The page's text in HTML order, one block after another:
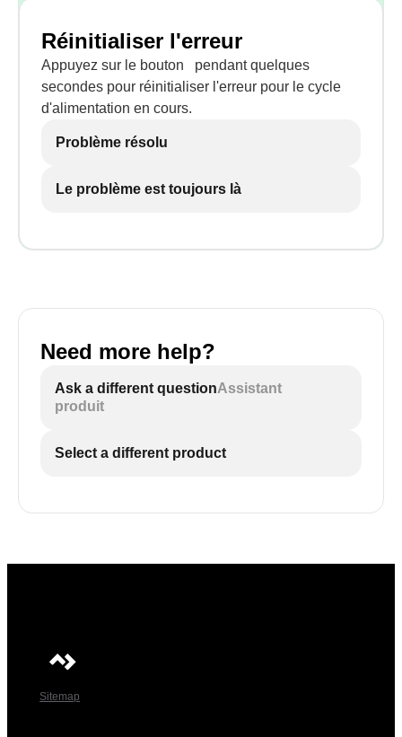
Réinitialiser l'erreur
Appuyez sur le bouton
pendant quelques
secondes pour réinitialiser l'erreur pour le cycle
d'alimentation en cours.
Problème résolu
Le problème est toujours là
Need more help?
Ask a different questionAssistant
produit
Select a different product
Sitemap